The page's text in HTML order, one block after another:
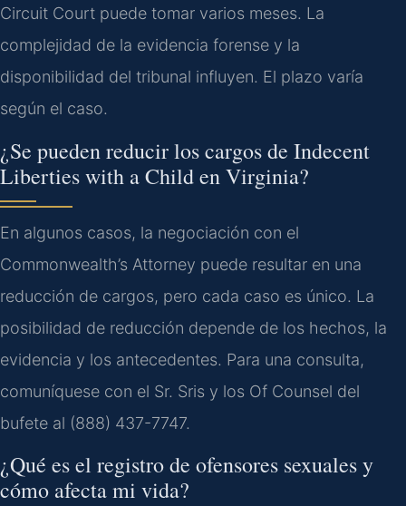
Circuit Court puede tomar varios meses. La
complejidad de la evidencia forense y la
disponibilidad del tribunal influyen. El plazo varía
según el caso.
¿Se pueden reducir los cargos de Indecent
Liberties with a Child en Virginia?
En algunos casos, la negociación con el
Commonwealth’s Attorney puede resultar en una
reducción de cargos, pero cada caso es único. La
posibilidad de reducción depende de los hechos, la
evidencia y los antecedentes. Para una consulta,
comuníquese con el Sr. Sris y los Of Counsel del
bufete al (888) 437-7747.
¿Qué es el registro de ofensores sexuales y
cómo afecta mi vida?